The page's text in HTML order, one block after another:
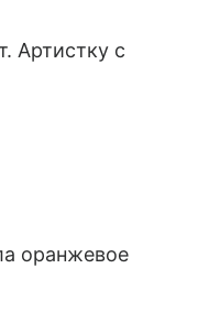
Артистку с
оранжевое